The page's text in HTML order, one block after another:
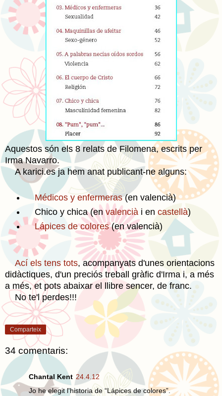
Aquestos són els 8 relats de Filomena, escrits per
Irma Navarro.
A karici.es ja hem anat publicant-ne alguns:
Médicos y enfermeras(en valencià)
Chico y chica (envalenciài en castellà)
Lápices de colores(en valencià)
Ací els tens tots, acompanyats d'unes orientacions
didàctiques, d'un preciós treball gràfic d'Irma i, a més
a més, et pots abaixar el llibre sencer, de franc.
No te'l perdes!!!
Comparteix
34 comentaris:
Chantal Kent 24.4.12
Jo he elegit l'historia de “Lápices de colores”.